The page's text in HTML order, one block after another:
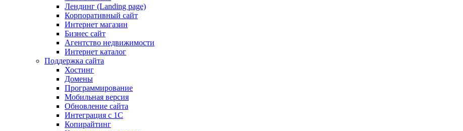
Лендинг (Landing page)
Корпоративный сайт
Интернет магазин
Бизнес сайт
Агентство недвижимости
Интернет каталог
Поддержка сайта
Хостинг
Домены
Программирование
Мобильная версия
Обновление сайта
Интеграция с 1С
Копирайтинг